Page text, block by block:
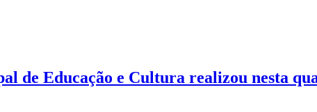
de Educação e Cultura realizou nesta